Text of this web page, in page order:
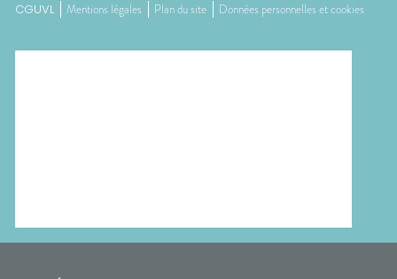
CGUVL Mentions légales Plan du site Données personnelles et cookies